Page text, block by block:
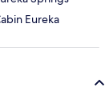
Eureka